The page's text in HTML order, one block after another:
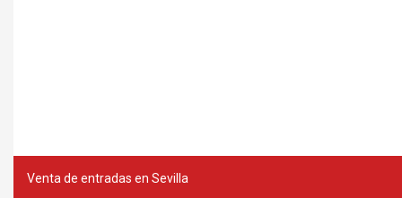
Venta de entradas en Sevilla